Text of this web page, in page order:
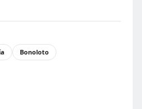
Bonoloto